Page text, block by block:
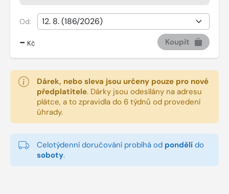
Od:
- Kč Koupit
Dárek, nebo sleva jsou určeny pouze pro nové
předplatitele. Dárky jsou odesílány na adresu
plátce, a to zpravidla do 6 týdnů od provedení
úhrady.
Celotýdenní doručování probíhá od pondělí do
soboty.